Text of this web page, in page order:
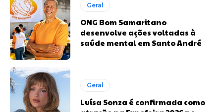
Geral
ONG Bom Samaritano
desenvolve ações voltadas à
saúde mental em Santo André
Geral
Luísa Sonza é confirmada como